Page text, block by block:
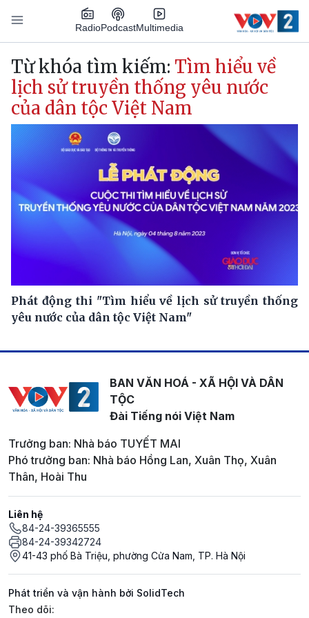
Nhảy đến nội dung
RadioPodcastMultimedia
Main navigation
Từ khóa tìm kiếm: Tìm hiểu về
lịch sử truyền thống yêu nước
của dân tộc Việt Nam
Phát động thi "Tìm hiểu về lịch sử truyền thống
yêu nước của dân tộc Việt Nam"
BAN VĂN HOÁ - XÃ HỘI VÀ DÂN
TỘC
Đài Tiếng nói Việt Nam
Trưởng ban: Nhà báo TUYẾT MAI
Phó trưởng ban: Nhà báo Hồng Lan, Xuân Thọ, Xuân
Thân, Hoài Thu
Liên hệ
84-24-39365555
84-24-39342724
41-43 phố Bà Triệu, phường Cửa Nam, TP. Hà Nội
Phát triển và vận hành bởi SolidTech
Mạng xã hội
Theo dõi: